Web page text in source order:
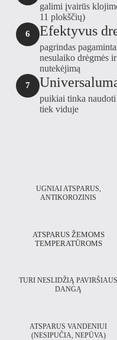
galimi įvairūs
11 plokščių)
6 Efektyvus
pagrindas
nesulaiko drėgmės
nutekėjimą
7
puikiai tinka naudoti
tiek viduje
UGNIAI ATSPARUS,
ANTIKOROZINIS
ATSPARUS ŽEMOMS
TEMPERATŪROMS
TURI NESLIDŽIĄ PAVIRŠIAUS
DANGĄ
ATSPARUS VANDENIUI
(NESIPUČIA, NEPŪVA)